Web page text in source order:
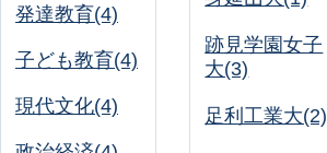
発達教育(4)
子ども教育(4)
現代文化(4)
跡見学園女子
大(3)
足利工業大(2)